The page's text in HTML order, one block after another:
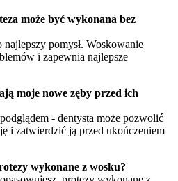
może być wykonana bez
pomysł. Woskowanie
i zapewnia najlepsze
moje nowe zęby przed ich
- dentysta może pozwolić
i zatwierdzić ją przed ukończeniem
wykonane z wosku?